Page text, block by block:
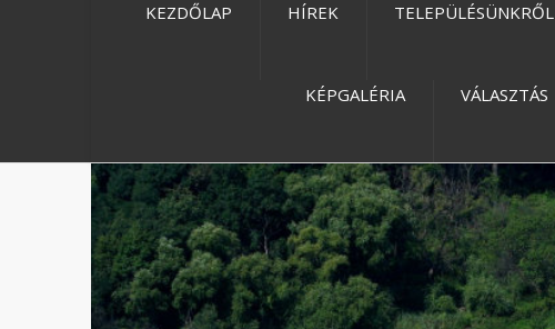
KEZDŐLAP HÍREK TELEPÜLÉSÜNKRŐL
KÉPGALÉRIA VÁLASZTÁS